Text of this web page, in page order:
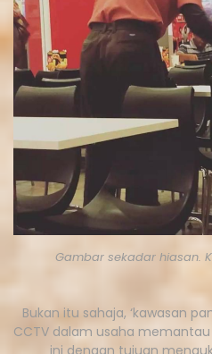
Gambar sekadar hiasan.
Bukan itu sahaja, ‘kawasan
CCTV dalam usaha
ini dengan tujuan